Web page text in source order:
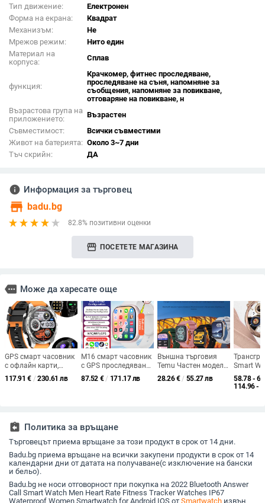
Тип движение:
Електронен
Форма на екрана:
Квадрат
Механизъм:
Не
Мрежов режим:
Нито един
Материал на
корпуса:
Сплав
функция:
Крачкомер, фитнес проследяване,
проследяване на съня, напомняне за
съобщения, напомняне за повикване,
отговаряне на повикване, н
Възрастова група на
приложението:
Възрастен
Съвместимост:
Всички съвместими
Живот на батерията: Около 3~7 дни
Тъч скрийн:
ДА
info Информация за търговец
store badu.bg
82.8% позитивни оценки
storefront ПОСЕТЕТЕ МАГАЗИНА
more Може да харесате още
GPS смарт часовник
с офлайн карти,
барометричен
висотомер и компас,
117.91 € / 230.61 лв
М16 смарт часовник
с GPS проследяване,
NFC плащане,
поддръжка на
87.52 € / 171.17 лв
Външна търговия
Temu Частен модел
Нов продукт X12
Смарт часовник
28.26€ / 55.27 лв
Smart
Access
58.78 -
114.96 -
assignment_return Политика за връщане
Търговецът приема връщане за този продукт в срок от 14 дни.
Badu.bg приема връщане на всички закупени продукти в срок от 14
календарни дни от датата на получаване(с изключение на бански
и бельо).
Badu.bg не носи отговорност при покупка на 2022 Bluetooth Answer
Call Smart Watch Men Heart Rate Fitness Tracker Watches IP67
Waterproof Women Smartwatch for Android IOS от Smartwatch извън